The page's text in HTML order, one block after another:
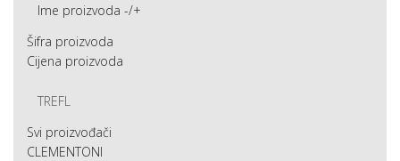
Ime proizvoda -/+
Šifra proizvoda
Cijena proizvoda
TREFL
Svi proizvođači
CLEMENTONI